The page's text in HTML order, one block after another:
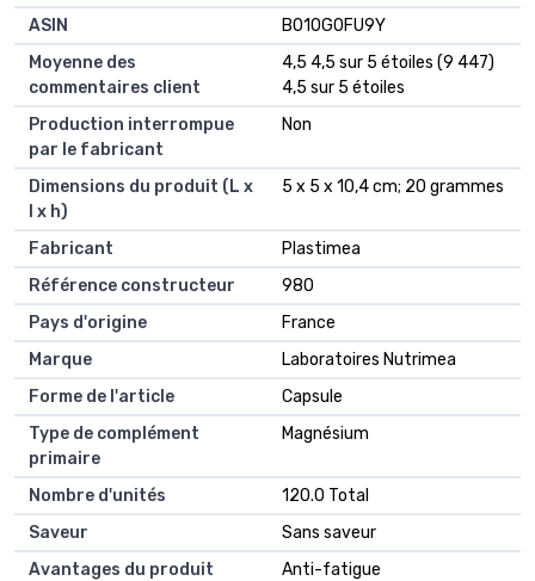
ASIN
B010G0FU9Y
Moyenne des
commentaires client
4,5 4,5 sur 5 étoiles (9 447)
4,5 sur 5 étoiles
Production interrompue
par le fabricant
Non
Dimensions du produit (L x
l x h)
5 x 5 x 10,4 cm; 20 grammes
Fabricant
Plastimea
Référence constructeur
980
Pays d'origine
France
Marque
Laboratoires Nutrimea
Forme de l'article
Capsule
Type de complément
primaire
Magnésium
Nombre d'unités
120.0 Total
Saveur
Sans saveur
Avantages du produit
Anti-fatigue